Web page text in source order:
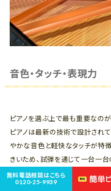
音色・タッチ・表現力
ピアノを選ぶ上で最も重要なのが
ピアノは最新の技術で設計され
やかな音色と軽快なタッチが特
きいため、試弾を通じて一台一
することが不可欠です。
無料電話相談はこちら
0120-25-9939